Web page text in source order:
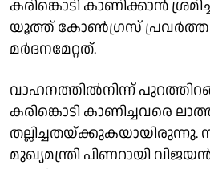
കരിങ്കൊടി കാണിക്കാന്‍
യൂത്ത് കോണ്‍ഗ്രസ്
മര്‍ദനമേറ്റത്.
വാഹനത്തില്‍നിന്ന്
കരിങ്കൊടി കാണിച്ചവരെ
തല്ലിച്ചതയ്ക്കുകയായിരുന്നു.
മുഖ്യമന്ത്രി പിണറായി